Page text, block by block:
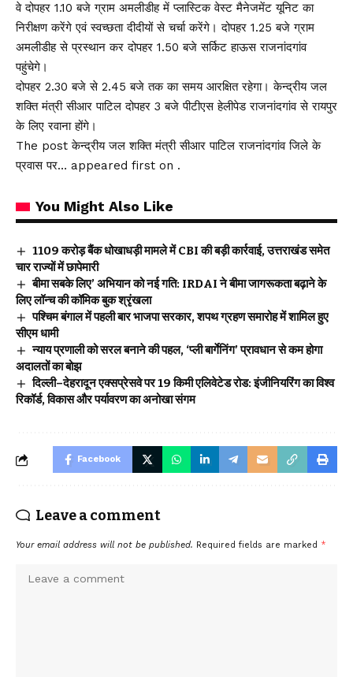
वे दोपहर 1.10 बजे ग्राम अमलीडीह में प्लास्टिक वेस्ट मैनेजमेंट यूनिट का
निरीक्षण करेंगे एवं स्वच्छता दीदीयों से चर्चा करेंगे। दोपहर 1.25 बजे ग्राम
अमलीडीह से प्रस्थान कर दोपहर 1.50 बजे सर्किट हाऊस राजनांदगांव
पहुंचेगे।
दोपहर 2.30 बजे से 2.45 बजे तक का समय आरक्षित रहेगा। केन्द्रीय जल
शक्ति मंत्री सीआर पाटिल दोपहर 3 बजे पीटीएस हेलीपेड राजनांदगांव से रायपुर
के लिए रवाना होंगे।
The post केन्द्रीय जल शक्ति मंत्री सीआर पाटिल राजनांदगांव जिले के
प्रवास पर… appeared first on .
You Might Also Like
₹1109 करोड़ बैंक धोखाधड़ी मामले में CBI की बड़ी कार्रवाई, उत्तराखंड समेत
चार राज्यों में छापेमारी
बीमा सबके लिए’ अभियान को नई गति: IRDAI ने बीमा जागरूकता बढ़ाने के
लिए लॉन्च की कॉमिक बुक श्रृंखला
पश्चिम बंगाल में पहली बार भाजपा सरकार, शपथ ग्रहण समारोह में शामिल हुए
सीएम धामी
न्याय प्रणाली को सरल बनाने की पहल, ‘प्ली बार्गेनिंग’ प्रावधान से कम होगा
अदालतों का बोझ
दिल्ली–देहरादून एक्सप्रेसवे पर 19 किमी एलिवेटेड रोड: इंजीनियरिंग का विश्व
रिकॉर्ड, विकास और पर्यावरण का अनोखा संगम
Facebook
Leave a comment
Your email address will not be published. Required fields are marked *